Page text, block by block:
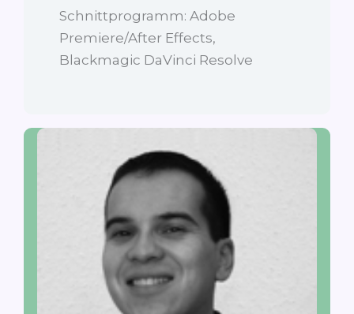
Schnittprogramm: Adobe
Premiere/After Effects,
Blackmagic DaVinci Resolve